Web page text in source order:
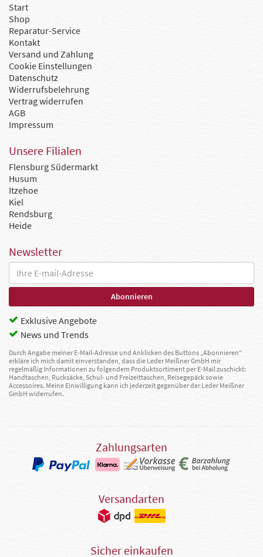
Start
Shop
Reparatur-Service
Kontakt
Versand und Zahlung
Cookie Einstellungen
Datenschutz
Widerrufsbelehrung
Vertrag widerrufen
AGB
Impressum
Unsere Filialen
Flensburg Südermarkt
Husum
Itzehoe
Kiel
Rendsburg
Heide
Newsletter
Exklusive Angebote
News und Trends
Durch Angabe meiner E-Mail-Adresse und Anklicken des Buttons „Abonnieren“
erkläre ich mich damit einverstanden, dass die Leder Meißner GmbH mir
regelmäßig Informationen zu folgendem Produktsortiment per E-Mail zuschickt:
Handtaschen, Rucksäcke, Schul- und Freizeittaschen, Reisegepäck sowie
Accessoires. Meine Einwilligung kann ich jederzeit gegenüber der Leder Meißner
GmbH widerrufen.
Zahlungsarten
Versandarten
Sicher einkaufen